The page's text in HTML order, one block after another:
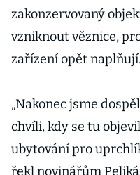
zakonzervovaný
vzniknout věznice,
zařízení opět naplňují.
„Nakonec jsme
chvíli, kdy se tu
ubytování pro
řekl novinářům